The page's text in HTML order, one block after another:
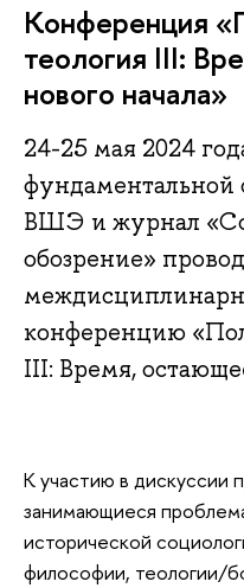
Конференция
теология III:
нового начала»
24-25 мая 2024
ВШЭ и журнал
обозрение»
конференцию
III: Время,
К участию в дискуссии
занимающиеся
исторической
философии, теологии/